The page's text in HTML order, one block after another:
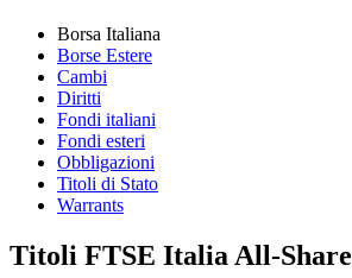
Borsa Italiana
Borse Estere
Cambi
Diritti
Fondi italiani
Fondi esteri
Obbligazioni
Titoli di Stato
Warrants
Titoli FTSE Italia All-Share